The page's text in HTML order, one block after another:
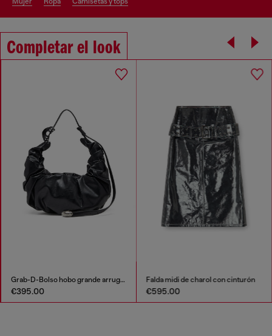
Completar el look
Grab-D-Bolso hobo grande arrugado
€395.00
Falda midi de charol con cinturón
€595.00